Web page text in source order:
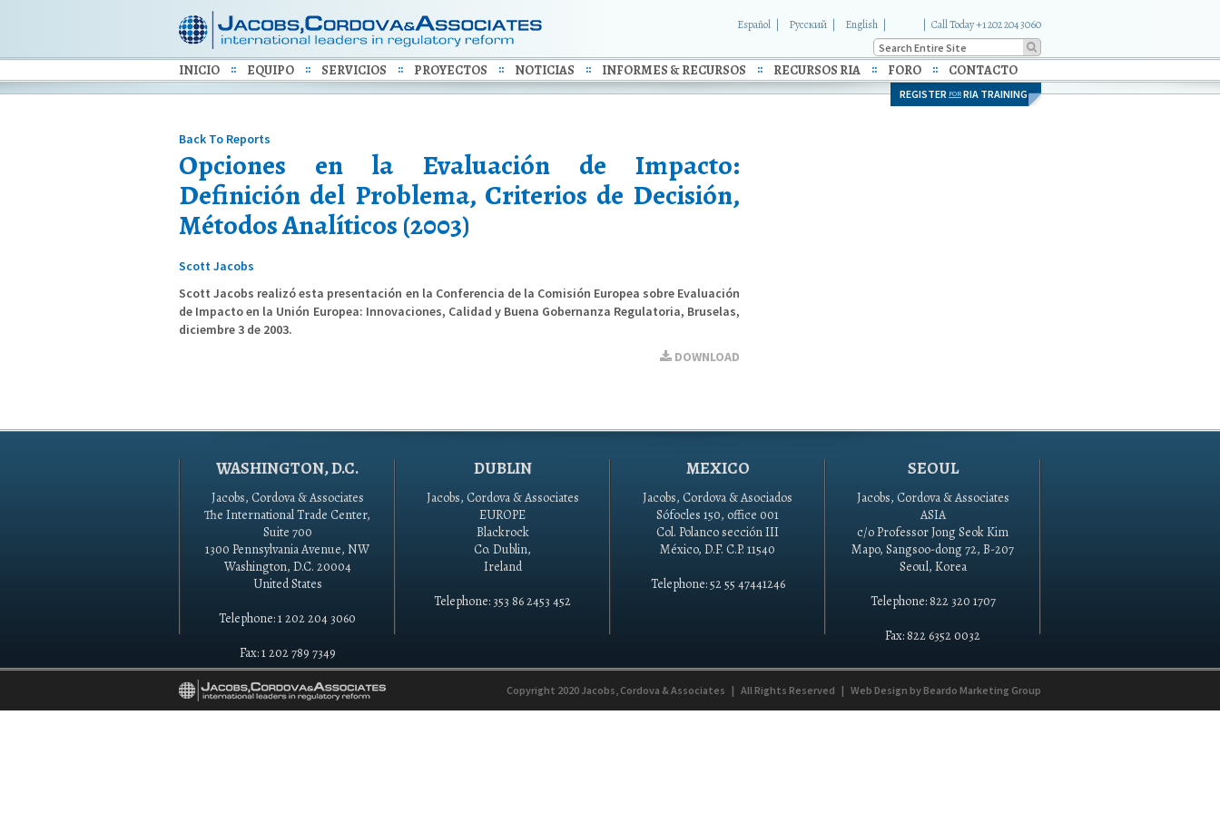
Español Русский English Call Today +1 202 204 3060
INICIO EQUIPO SERVICIOS PROYECTOS NOTICIAS INFORMES & RECURSOS RECURSOS RIA FORO CONTACTO
REGISTER FOR RIA TRAINING
Back To Reports
Opciones en la Evaluación de Impacto:
Definición del Problema, Criterios de Decisión,
Métodos Analíticos (2003)
Scott Jacobs
Scott Jacobs realizó esta presentación en la Conferencia de la Comisión Europea sobre Evaluación
de Impacto en la Unión Europea: Innovaciones, Calidad y Buena Gobernanza Regulatoria, Bruselas,
diciembre 3 de 2003.
DOWNLOAD
WASHINGTON, D.C.
Jacobs, Cordova & Associates
The International Trade Center,
Suite 700
1300 Pennsylvania Avenue, NW
Washington, D.C. 20004
United States
Telephone: 1 202 204 3060
Fax: 1 202 789 7349
DUBLIN
Jacobs, Cordova & Associates
EUROPE
Blackrock
Co. Dublin,
Ireland
Telephone: 353 86 2453 452
MEXICO
Jacobs, Cordova & Asociados
Sófocles 150, office 001
Col. Polanco sección III
México, D.F. C.P. 11540
Telephone: 52 55 47441246
SEOUL
Jacobs, Cordova & Associates
ASIA
c/o Professor Jong Seok Kim
Mapo, Sangsoo-dong 72, B-207
Seoul, Korea
Telephone: 822 320 1707
Fax: 822 6352 0032
Copyright 2020 Jacobs, Cordova & Associates | All Rights Reserved | Web Design by Beardo Marketing Group